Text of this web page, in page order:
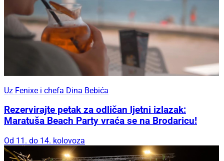
Uz Fenixe i chefa Dina Bebića
Rezervirajte petak za odličan ljetni izlazak:
Maratuša Beach Party vraća se na Brodaricu!
Od 11. do 14. kolovoza